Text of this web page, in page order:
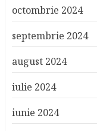
octombrie 2024
septembrie 2024
august 2024
iulie 2024
iunie 2024